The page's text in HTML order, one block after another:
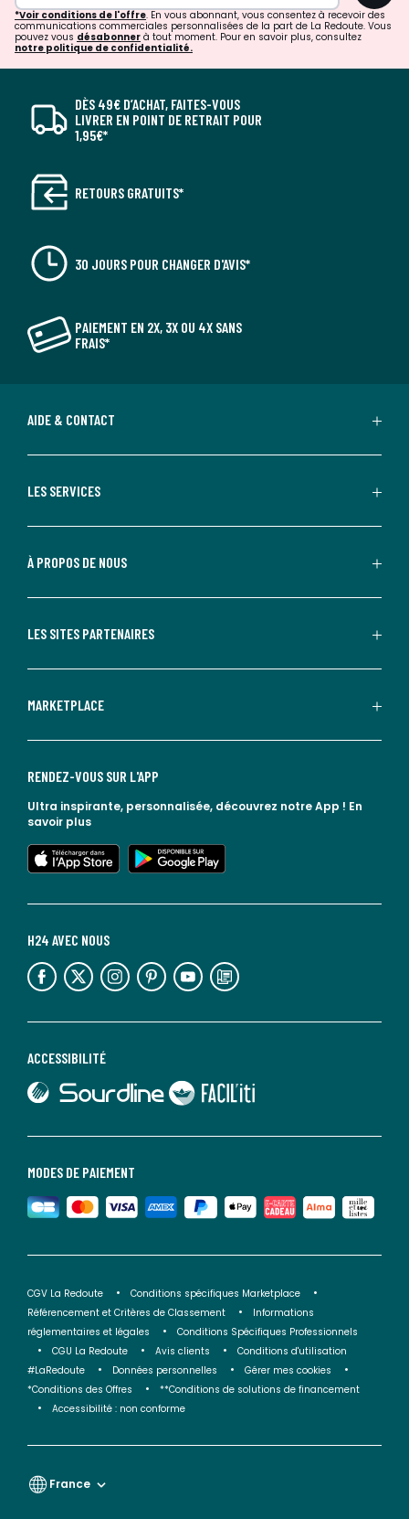
*Voir conditions de l'offre. En vous abonnant, vous consentez à recevoir des
communications commerciales personnalisées de la part de La Redoute. Vous
pouvez vous désabonner à tout moment. Pour en savoir plus, consultez
notre politique de confidentialité.
DÈS 49€ D’ACHAT, FAITES-VOUS
LIVRER EN POINT DE RETRAIT POUR
1,95€*
RETOURS GRATUITS*
30 JOURS POUR CHANGER D'AVIS*
PAIEMENT EN 2X, 3X OU 4X SANS
FRAIS*
AIDE & CONTACT
LES SERVICES
À PROPOS DE NOUS
LES SITES PARTENAIRES
MARKETPLACE
MODES DE PAIEMENT
ACCESSIBILITÉ
lien vers Sourdline
lien vers Faciliti
H24 AVEC NOUS
lien vers l'espace réseaux sociaux lien vers l'espace réseaux sociaux lien vers l'espace réseaux sociaux lien vers l'espace réseaux sociaux lien vers l'espace réseaux sociaux lien vers le blog la redoute
RENDEZ-VOUS SUR L'APP
Ultra inspirante, personnalisée, découvrez notre App ! En
savoir plus
lien vers l'app store
lien vers google play
CGV La Redoute
Conditions spécifiques Marketplace
Référencement et Critères de Classement
Informations
réglementaires et légales
Conditions Spécifiques Professionnels
CGU La Redoute
Avis clients
Conditions d'utilisation
#LaRedoute
Données personnelles
Gérer mes cookies
*Conditions des Offres
**Conditions de solutions de financement
Accessibilité : non conforme
France